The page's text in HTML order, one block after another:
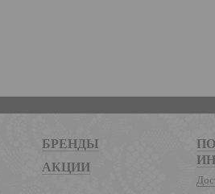
БРЕНДЫ
АКЦИИ